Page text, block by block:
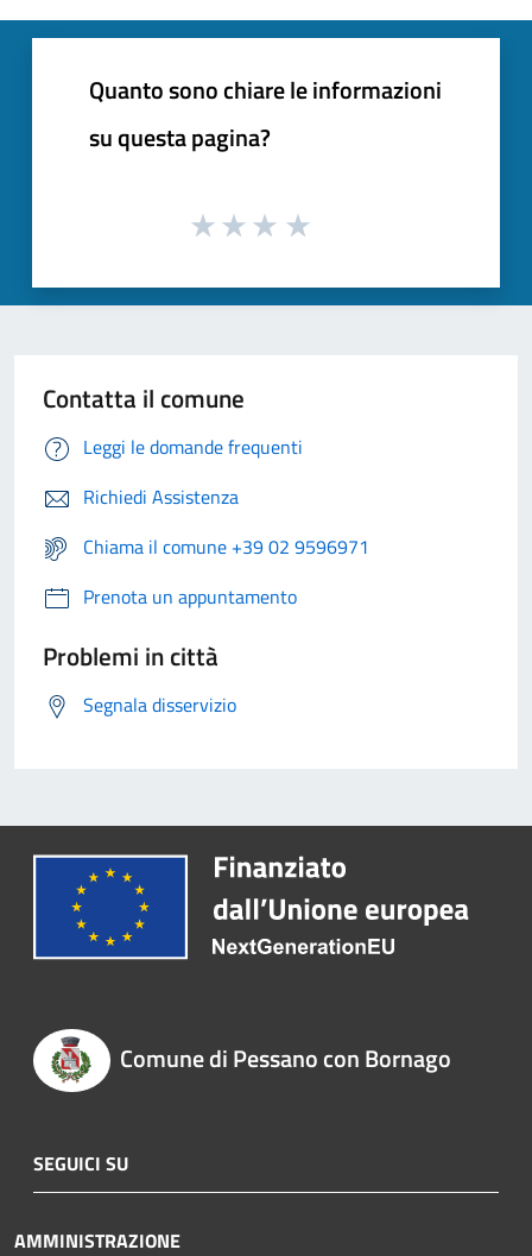
Quanto sono chiare le informazioni
su questa pagina?
Contatta il comune
Leggi le domande frequenti
Richiedi Assistenza
Chiama il comune +39 02 9596971
Prenota un appuntamento
Problemi in città
Segnala disservizio
Comune di Pessano con Bornago
SEGUICI SU
AMMINISTRAZIONE